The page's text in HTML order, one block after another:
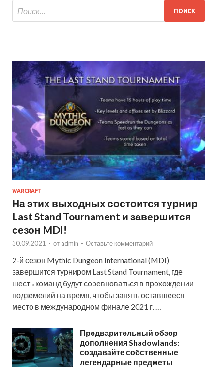
WARCRAFT
На этих выходных состоится турнир
Last Stand Tournament и завершится
сезон MDI!
30.09.2021 - от admin - Оставьте комментарий
2-й сезон Mythic Dungeon International (MDI)
завершится турниром Last Stand Tournament, где
шесть команд будут соревноваться в прохождении
подземелий на время, чтобы занять оставшееся
место в международном финале 2021 г. …
Предварительный обзор
дополнения Shadowlands:
создавайте собственные
легендарные предметы